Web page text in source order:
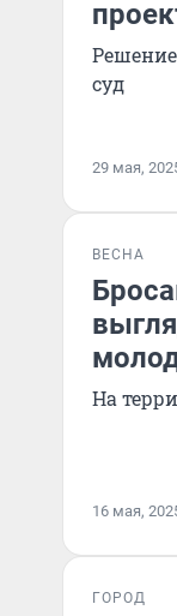
суд
29 мая,
ВЕСНА
На
16 мая,
ГОРОД